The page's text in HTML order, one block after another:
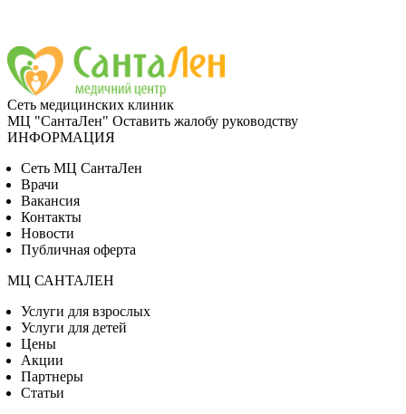
Сеть медицинских клиник
МЦ "СантаЛен" Оставить жалобу руководству
ИНФОРМАЦИЯ
Сеть МЦ СантаЛен
Врачи
Вакансия
Контакты
Новости
Публичная оферта
МЦ САНТАЛЕН
Услуги для взрослых
Услуги для детей
Цены
Акции
Партнеры
Статьи